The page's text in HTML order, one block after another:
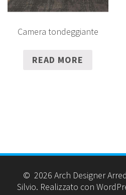
Camera tondeggiante
READ MORE
© 2026 Arch Designer
Silvio. Realizzato con